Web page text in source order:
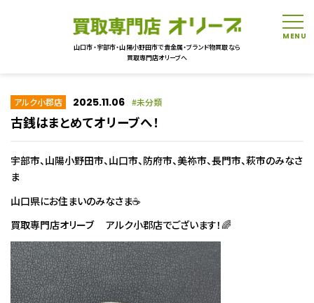
山口市・宇部市・山陽小野田市で貴金属・ブランド物買取なら
買取専門店オリーブへ
アルク小郡店 2025.11.06 未分類
古銭はまとめてオリーブへ！
宇部市、山陽小野田市、山口市、防府市、美祢市、長門市、萩市のみなさ
ま
山口県にお住まいのみなさま☕
買取専門店オリーブ アルク小郡店でございます！🌈